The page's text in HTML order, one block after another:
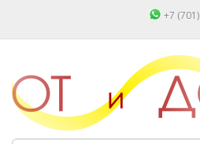
+7 (701)